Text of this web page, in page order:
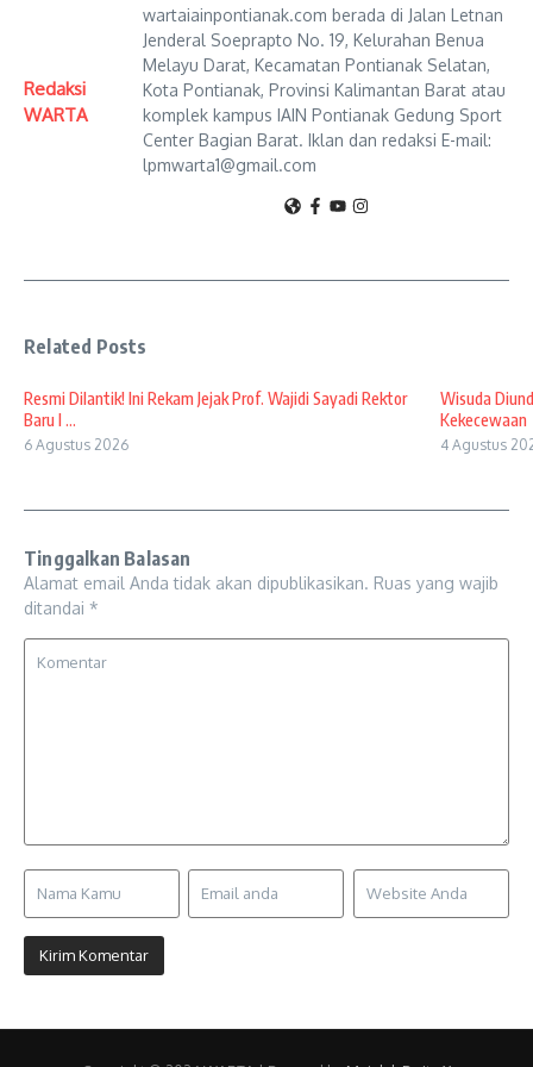
Redaksi
WARTA
wartaiainpontianak.com berada di Jalan Letnan
Jenderal Soeprapto No. 19, Kelurahan Benua
Melayu Darat, Kecamatan Pontianak Selatan,
Kota Pontianak, Provinsi Kalimantan Barat atau
komplek kampus IAIN Pontianak Gedung Sport
Center Bagian Barat. Iklan dan redaksi E-mail:
lpmwarta1@gmail.com
Related Posts
Resmi Dilantik! Ini Rekam Jejak Prof. Wajidi Sayadi Rektor
Baru I ...
6 Agustus 2026
Wisuda
Kekecewaan
4 Agustus
Tinggalkan Balasan
Alamat email Anda tidak akan dipublikasikan. Ruas yang wajib
ditandai *